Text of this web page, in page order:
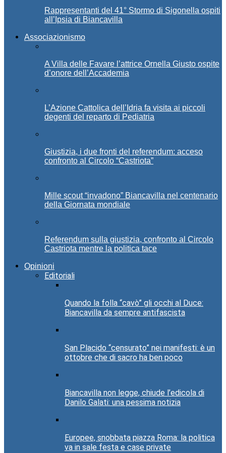
Rappresentanti del 41° Stormo di Sigonella ospiti
all’Ipsia di Biancavilla
Associazionismo
A Villa delle Favare l’attrice Ornella Giusto ospite
d’onore dell’Accademia
L’Azione Cattolica dell’Idria fa visita ai piccoli
degenti del reparto di Pediatria
Giustizia, i due fronti del referendum: acceso
confronto al Circolo “Castriota”
Mille scout “invadono” Biancavilla nel centenario
della Giornata mondiale
Referendum sulla giustizia, confronto al Circolo
Castriota mentre la politica tace
Opinioni
Editoriali
Quando la folla “cavò” gli occhi al Duce:
Biancavilla da sempre antifascista
San Placido “censurato” nei manifesti: è un
ottobre che di sacro ha ben poco
Biancavilla non legge, chiude l’edicola di
Danilo Galati: una pessima notizia
Europee, snobbata piazza Roma: la politica
va in sale festa e case private